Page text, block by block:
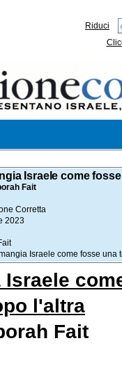
Riduci
Israele come
Fait
Corretta
2023
Israele come fosse una
l'altra
Fait